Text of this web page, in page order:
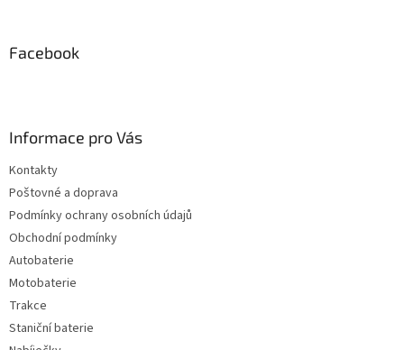
Facebook
Informace pro Vás
Kontakty
Poštovné a doprava
Podmínky ochrany osobních údajů
Obchodní podmínky
Autobaterie
Motobaterie
Trakce
Staniční baterie